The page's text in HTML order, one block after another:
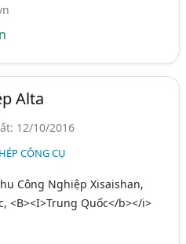
Alta
12/10/2016
CÔNG CỤ
Công Nghiệp Xisaishan,
<B><I>Trung Quốc</b></i>